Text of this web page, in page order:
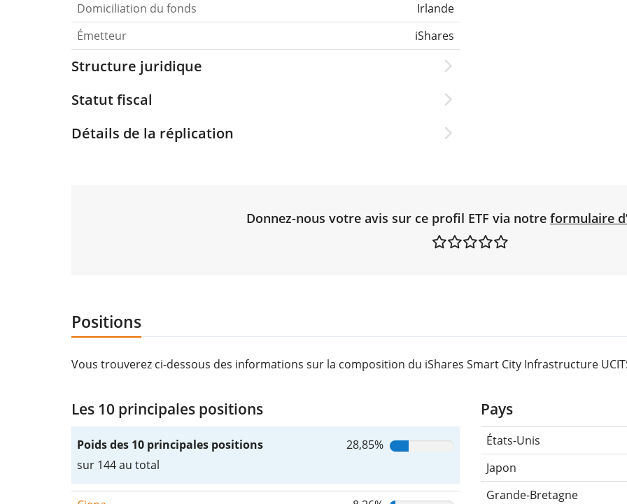
Domiciliation du fonds
Irlande
Émetteur
iShares
Structure juridique
Statut fiscal
Détails de la réplication
Donnez-nous votre avis sur ce profil ETF via notre formulaire
Positions
Vous trouverez ci-dessous des informations sur la composition du iShares Smart City Infrastructure UCITS
Les 10 principales positions
Poids des 10 principales positions
sur 144 au total
28,85%
Pays
États-Unis
Japon
Grande-Bretagne